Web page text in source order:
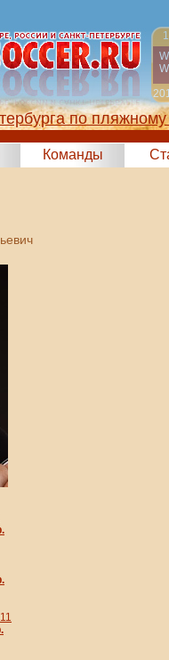
по
Команды